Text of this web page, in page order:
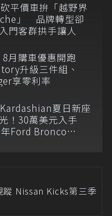
平價車拚「越野界
」 品牌轉型卻
門客群拱手讓人
月購車優惠開跑
升級三件組、
享零利率
夏日新座
！30萬美元入手
Ford Bronco
Nissan Kicks第三季